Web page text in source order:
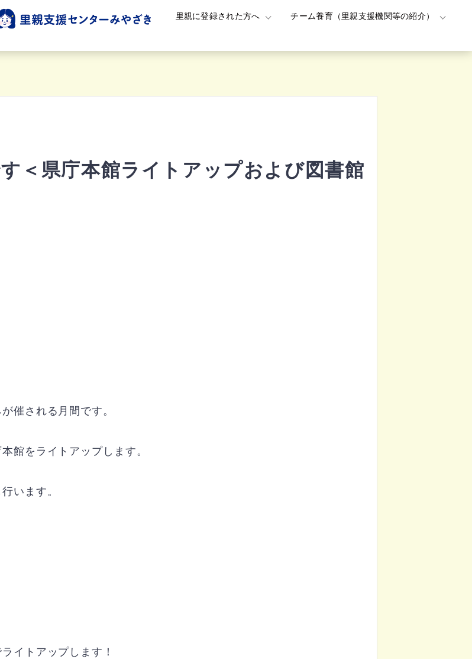
里親に登録された方へ チーム養育（里親支援機関等の紹介）
＜県庁本館ライトアップおよび図書館
催される月間です。
館をライトアップします。
います。
イトアップします！